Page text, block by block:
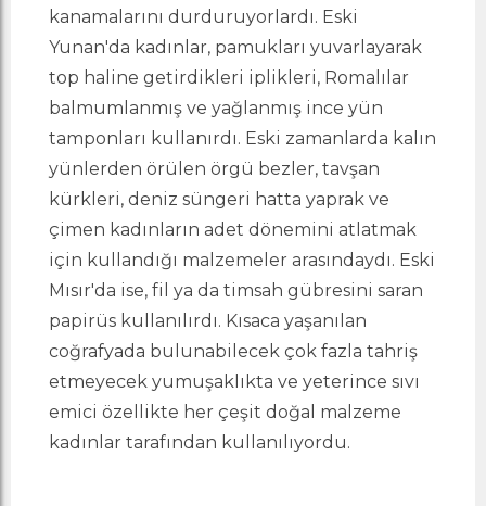
kanamalarını durduruyorlardı. Eski
Yunan'da kadınlar, pamukları yuvarlayarak
top haline getirdikleri iplikleri, Romalılar
balmumlanmış ve yağlanmış ince yün
tamponları kullanırdı. Eski zamanlarda kalın
yünlerden örülen örgü bezler, tavşan
kürkleri, deniz süngeri hatta yaprak ve
çimen kadınların adet dönemini atlatmak
için kullandığı malzemeler arasındaydı. Eski
Mısır'da ise, fil ya da timsah gübresini saran
papirüs kullanılırdı. Kısaca yaşanılan
coğrafyada bulunabilecek çok fazla tahriş
etmeyecek yumuşaklıkta ve yeterince sıvı
emici özellikte her çeşit doğal malzeme
kadınlar tarafından kullanılıyordu.